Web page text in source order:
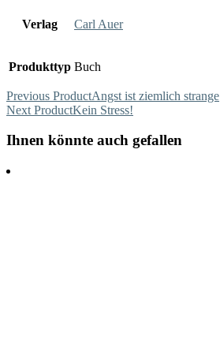
Verlag Carl Auer
Produkttyp Buch
Previous ProductAngst ist ziemlich strange
Next ProductKein Stress!
Ihnen könnte auch gefallen